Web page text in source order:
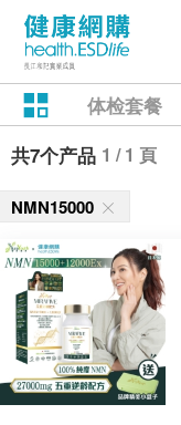
体检套餐
共7个产品 1 / 1 頁
NMN15000